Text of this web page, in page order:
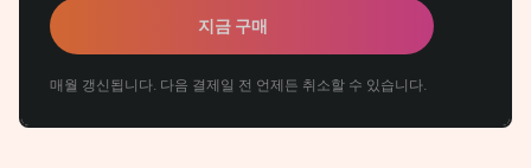
지금 구매
매월 갱신됩니다. 다음 결제일 전 언제든 취소할 수 있습니다.